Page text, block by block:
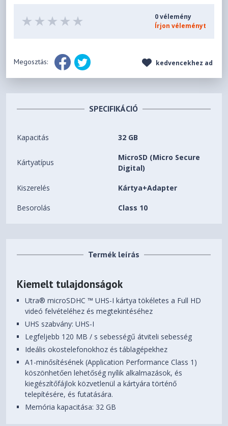
0 vélemény
Írjon véleményt
Megosztás: kedvencekhez ad
SPECIFIKÁCIÓ
Kapacitás 32 GB
Kártyatípus
MicroSD (Micro Secure
Digital)
Kiszerelés Kártya+Adapter
Besorolás Class 10
Termék leírás
Kiemelt tulajdonságok
Utra® microSDHC ™ UHS-I kártya tökéletes a Full HD
videó felvételéhez és megtekintéséhez
UHS szabvány: UHS-I
Legfeljebb 120 MB / s sebességű átviteli sebesség
Ideális okostelefonokhoz és táblagépekhez
A1-minősítésének (Application Performance Class 1)
köszönhetően lehetőség nyílik alkalmazások, és
kiegészítőfájlok közvetlenül a kártyára történő
telepítésére, és futatására.
Memória kapacitása: 32 GB